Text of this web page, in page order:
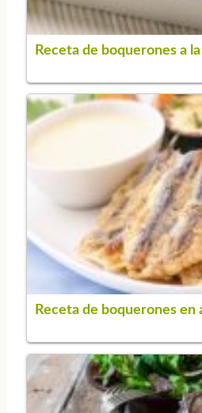
Receta de boquerones a
Receta de boquerones en